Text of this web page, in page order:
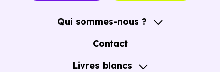
Qui sommes-nous ?
A propos
Contact
Livres blancs